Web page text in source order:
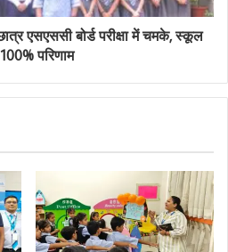
एसएससी बोर्ड परीक्षा में चमके, स्कूल
परिणाम